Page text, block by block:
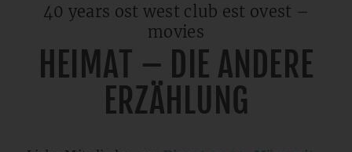
40 years ost west club est ovest –
movies
HEIMAT – DIE ANDERE
ERZÄHLUNG